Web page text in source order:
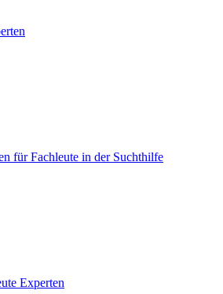
für Fachleute in der Suchthilfe
Experten